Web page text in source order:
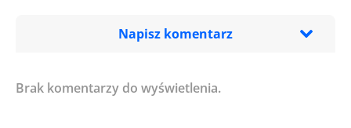
Napisz komentarz
Imię/ Nick*
Brak komentarzy do wyświetlenia.